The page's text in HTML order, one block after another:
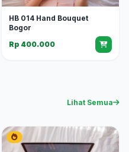
HB 014 Hand Bouquet
Bogor
Rp 400.000
Lihat Semua